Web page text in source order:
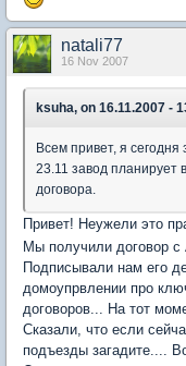
natali77
16 Nov 2007
ksuha, on 16.11.2007 -
Всем привет, я
23.11 завод планирует
договора.
Привет! Неужели это
Мы получили договор с
Подписывали нам его
домоупрвлении про
договоров... На тот
Сказали, что если
подъезды загадите....